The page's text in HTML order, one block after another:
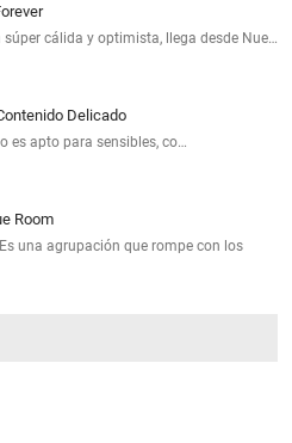
cálida y optimista, llega desde Nue…
Delicado
es apto para sensibles, co…
Room
Es una agrupación que rompe con los